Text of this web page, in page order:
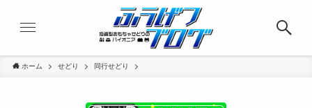
ホーム せどり 同行せどり